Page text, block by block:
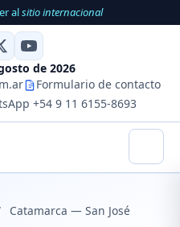
alsitio internacional
de 2026
Formulario de contacto
+54 9 11 6155-8693
Catamarca — San José